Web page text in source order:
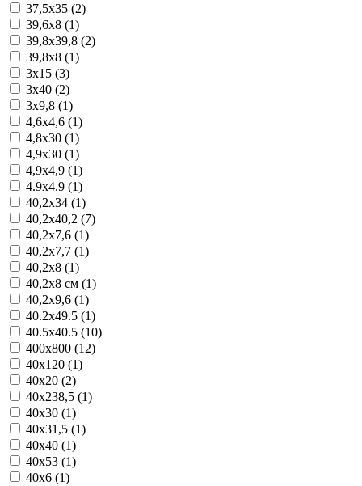
37,5x35 (2)
39,6x8 (1)
39,8x39,8 (2)
39,8x8 (1)
3x15 (3)
3x40 (2)
3x9,8 (1)
4,6x4,6 (1)
4,8x30 (1)
4,9x30 (1)
4,9x4,9 (1)
4.9x4.9 (1)
40,2x34 (1)
40,2x40,2 (7)
40,2x7,6 (1)
40,2x7,7 (1)
40,2x8 (1)
40,2x8 см (1)
40,2x9,6 (1)
40.2x49.5 (1)
40.5x40.5 (10)
400x800 (12)
40x120 (1)
40x20 (2)
40x238,5 (1)
40x30 (1)
40x31,5 (1)
40x40 (1)
40x53 (1)
40x6 (1)